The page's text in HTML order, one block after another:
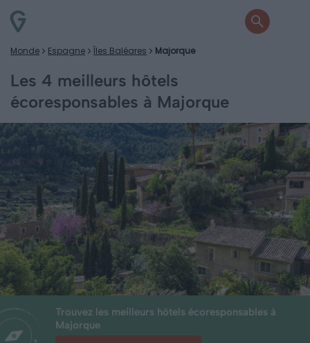
Monde Espagne Îles Baléares Majorque
Les 4 meilleurs hôtels
écoresponsables à Majorque
Trouvez les meilleurs hôtels écoresponsables à
Majorque